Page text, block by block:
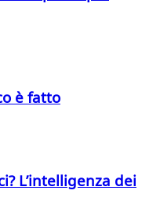
è fatto
L’intelligenza dei